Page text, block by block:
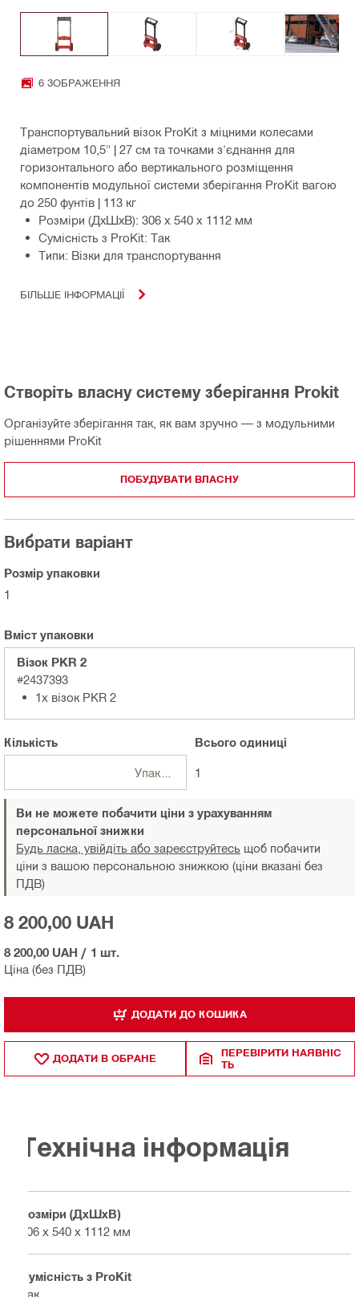
6 ЗОБРАЖЕННЯ
Транспортувальний візок ProKit з міцними колесами
діаметром 10,5" | 27 см та точками з'єднання для
горизонтального або вертикального розміщення
компонентів модульної системи зберігання ProKit вагою
до 250 фунтів | 113 кг
Розміри (ДхШхВ): 306 x 540 x 1112 мм
Сумісність з ProKit: Так
Типи: Візки для транспортування
БІЛЬШЕ ІНФОРМАЦІЇ
Створіть власну систему зберігання Prokit
Організуйте зберігання так, як вам зручно — з модульними
рішеннями ProKit
ПОБУДУВАТИ ВЛАСНУ
Вибрати варіант
Розмір упаковки
1
Вміст упаковки
Візок PKR 2
#2437393
1x візок PKR 2
Кількість
Упаковки
Всьогоодиниці
1
Ви не можете побачити ціни з урахуванням
персональної знижки
Будь ласка, увійдіть або зареєструйтесь щоб побачити
ціни з вашою персональною знижкою (ціни вказані без
ПДВ)
Ціна (без ПДВ)
8 200,00 UAH
8 200,00 UAH / 1 шт.
ДОДАТИ ДО КОШИКА
ДОДАТИ В ОБРАНЕ
ПЕРЕВІРИТИ НАЯВНІС
ТЬ
Технічна інформація
Розміри (ДхШхВ)
306 x 540 x 1112 мм
Сумісність з ProKit
Так